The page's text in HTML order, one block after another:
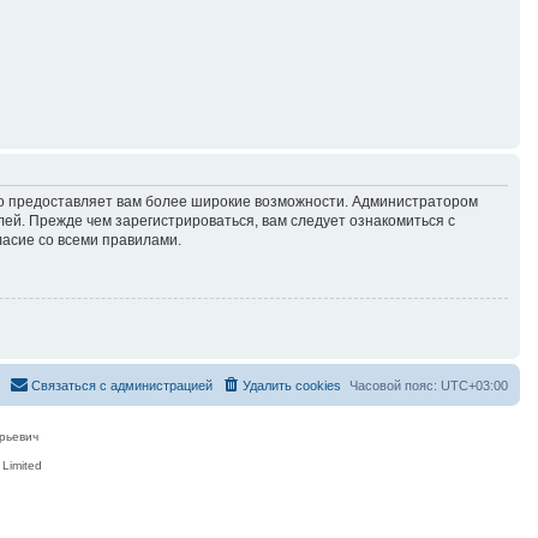
предоставляет вам более широкие возможности. Администратором
Прежде чем зарегистрироваться, вам следует ознакомиться с
со всеми правилами.
Часовой пояс: UTC+03:00
Удалить cookies
Связаться с администрацией